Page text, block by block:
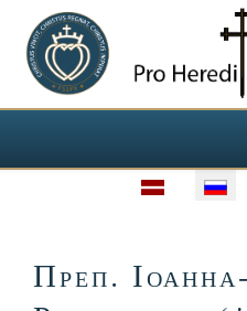
Выберите язык
Преп.